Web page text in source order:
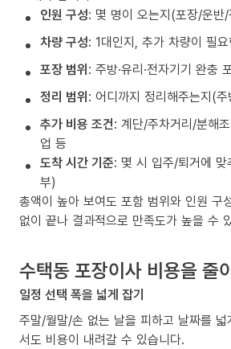
인원 구성: 몇 명이 오는지(포장/운반
차량 구성: 1대인지, 추가 차량이 필요
포장 범위: 주방·유리·전자기기 완충
정리 범위: 어디까지 정리해주는지(
추가 비용 조건: 계단/주차거리/분해
업 등
도착 시간 기준: 몇 시 입주/퇴거에
부)
총액이 높아 보여도 포함 범위와 인원 구
없이 끝나 결과적으로 만족도가 높을 수
수택동 포장이사 비용을 줄
일정 선택 폭을 넓게 잡기
주말/월말/손 없는 날을 피하고 날짜를
서도 비용이 내려갈 수 있습니다.